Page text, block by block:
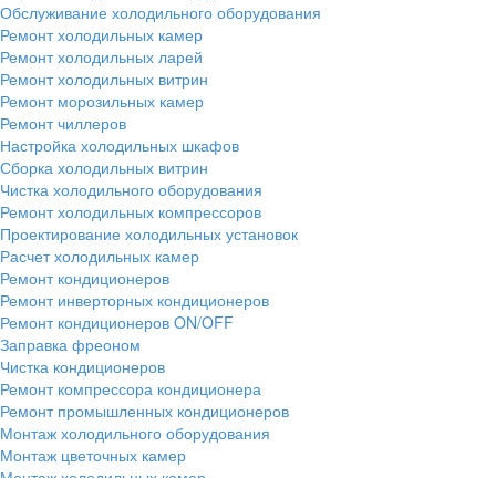
Обслуживание холодильного оборудования
Ремонт холодильных камер
Ремонт холодильных ларей
Ремонт холодильных витрин
Ремонт морозильных камер
Ремонт чиллеров
Настройка холодильных шкафов
Сборка холодильных витрин
Чистка холодильного оборудования
Ремонт холодильных компрессоров
Проектирование холодильных установок
Расчет холодильных камер
Ремонт кондиционеров
Ремонт инверторных кондиционеров
Ремонт кондиционеров ON/OFF
Заправка фреоном
Чистка кондиционеров
Ремонт компрессора кондиционера
Ремонт промышленных кондиционеров
Монтаж холодильного оборудования
Монтаж цветочных камер